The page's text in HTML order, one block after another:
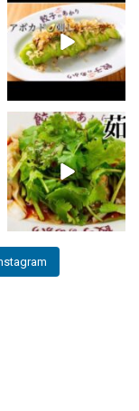
りです🥟
本日も元気に営業中で
す👍
...
こんにちは♪餃子のあか
りです🥟
12時より元気に営業し
ております♪
...
13 0